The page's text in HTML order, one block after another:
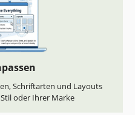
Schriftarten und Layouts
oder Ihrer Marke